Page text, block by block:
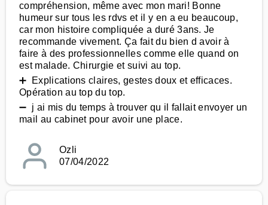
compréhension, même avec mon mari! Bonne
humeur sur tous les rdvs et il y en a eu beaucoup,
car mon histoire compliquée a duré 3ans. Je
recommande vivement. Ça fait du bien d avoir à
faire à des professionnelles comme elle quand on
est malade. Chirurgie et suivi au top.
➕ Explications claires, gestes doux et efficaces.
Opération au top du top.
➖ j ai mis du temps à trouver qu il fallait envoyer un
mail au cabinet pour avoir une place.
Ozli
07/04/2022